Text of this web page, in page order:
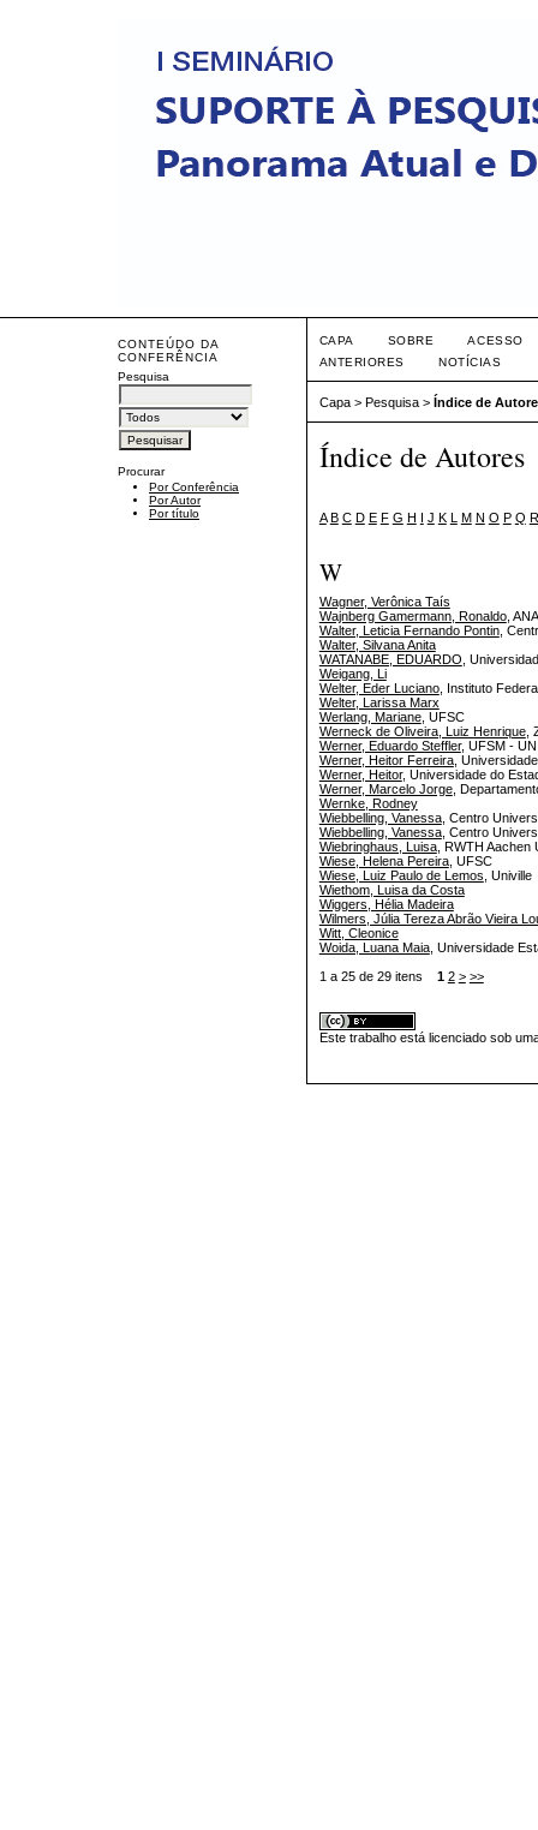
CONTEÚDO DA
CONFERÊNCIA
Pesquisa
Procurar
Por Conferência
Por Autor
Por título
CAPA SOBRE
ACESSO
ANTERIORES
NOTÍCIAS
Capa> Pesquisa> Índice de
Índice de Autores
A B C D E F G H I J K L M N O P Q R
W
Wagner, Verônica Taís
Wajnberg Gamermann, Ronaldo,
Walter, Leticia Fernando Pontin,
Walter, Silvana Anita
WATANABE, EDUARDO ,
Weigang, Li
Welter, Eder Luciano, Instituto
Welter, Larissa Marx
Werlang, Mariane, UFSC
Werneck de Oliveira, Luiz Henrique,
Werner, Eduardo Steffler, UFSM -
Werner, Heitor Ferreira,
Werner, Heitor, Universidade do
Werner, Marcelo Jorge,
Wernke, Rodney
Wiebbelling, Vanessa, Centro
Wiebbelling, Vanessa, Centro
Wiebringhaus, Luisa, RWTH Aachen
Wiese, Helena Pereira, UFSC
Wiese, Luiz Paulo de Lemos , Univille
Wiethom, Luisa da Costa
Wiggers, Hélia Madeira
Wilmers, Júlia Tereza Abrão Vieira
Witt, Cleonice
Woida, Luana Maia, Universidade
1 a 25 de 29 itens 1 2 > >>
Este trabalho está licenciado sob